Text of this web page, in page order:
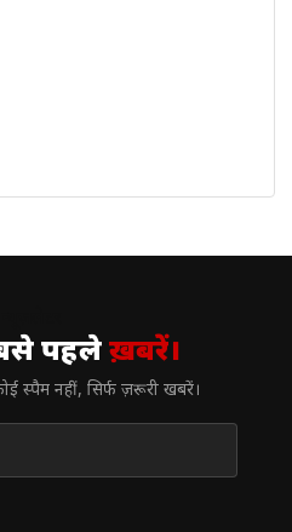
पहलेख़बरें।
स्पैम नहीं, सिर्फ ज़रूरी खबरें।